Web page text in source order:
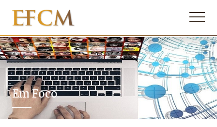
Em Foco